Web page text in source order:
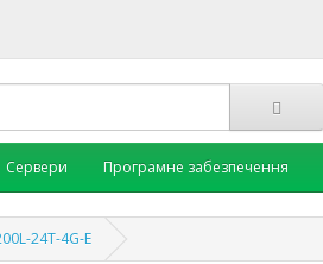
Сервери Програмне забезпечення
24T-4G-E